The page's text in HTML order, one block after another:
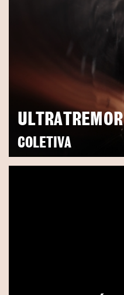
ULTRATREMOR
COLETIVA